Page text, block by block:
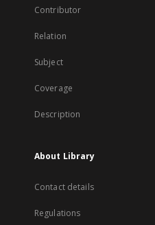
Contributor
Relation
Subject
Coverage
Description
About Library
Contact details
Regulations